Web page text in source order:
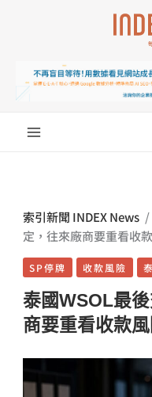
索引新聞 INDEX News /
定，往來廠商要重看收
SP停牌 收款風險
泰國WSOL最
商要重看收款